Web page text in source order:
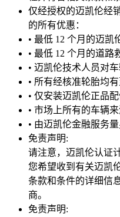
仅经授权的迈凯伦经
的所有优惠：
• 最低 12 个月的迈凯
• 最低 12 个月的道
• 迈凯伦技术人员对
• 所有经核准轮胎均
• 仅安装迈凯伦正品
• 市场上所有的车辆
• 由迈凯伦金融服务
免责声明:
请注意，迈凯伦认证
您希望收到有关迈凯
条款和条件的详细信
商。
免责声明: